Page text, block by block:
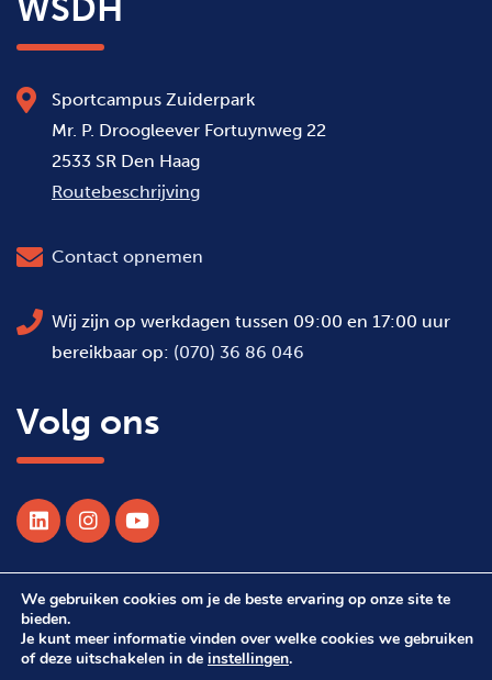
WSDH
Sportcampus Zuiderpark
Mr. P. Droogleever Fortuynweg 22
2533 SR Den Haag
Routebeschrijving
Contact opnemen
Wij zijn op werkdagen tussen 09:00 en 17:00 uur
bereikbaar op: (070) 36 86 046
Volg ons
© 2026 Alle rechten voorbehouden WSDH
We gebruiken cookies om je de beste ervaring op onze site te
bieden.
Je kunt meer informatie vinden over welke cookies we gebruiken
of deze uitschakelen in de instellingen.